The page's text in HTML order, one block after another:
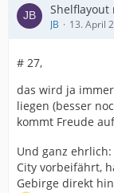
Shelflayout
JB 13. April
# 27,
das wird ja
liegen (besser
kommt Freude
Und ganz
City vorbeifährt,
Gebirge direkt